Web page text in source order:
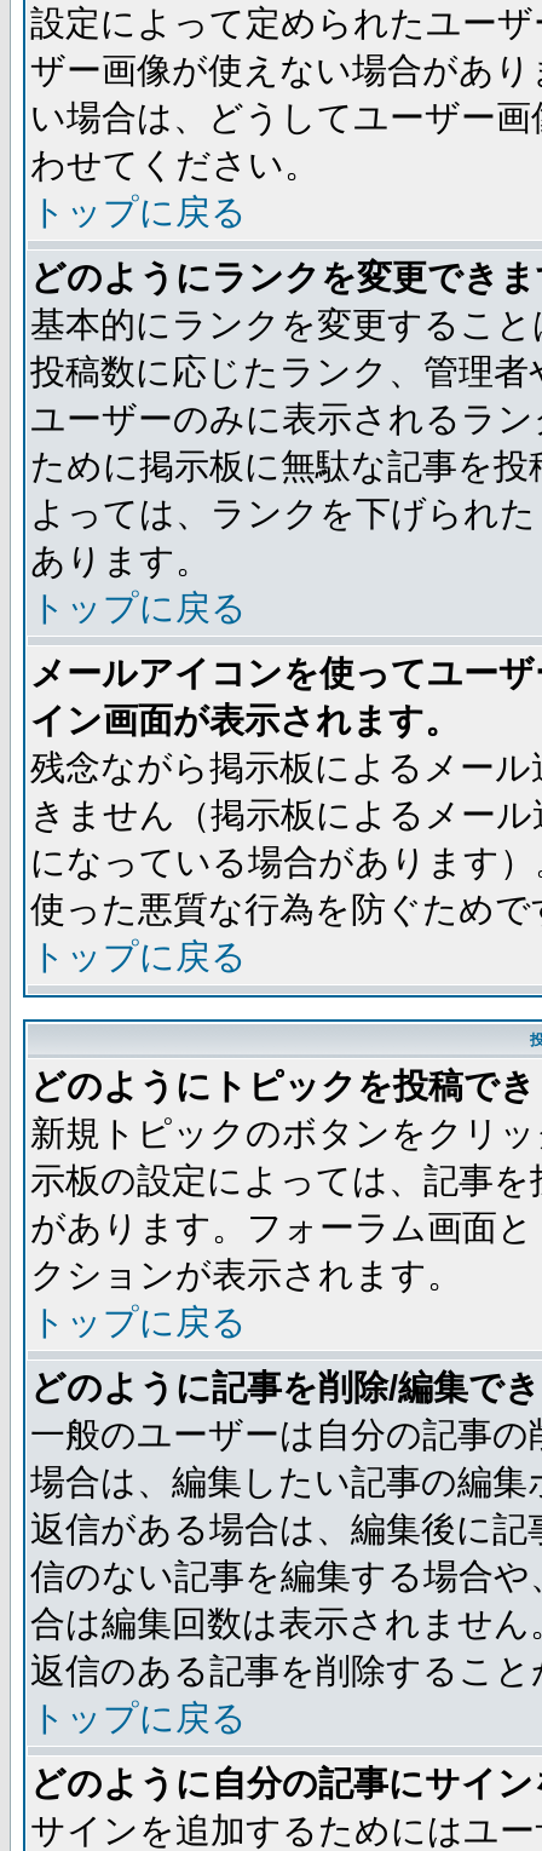
設定によって定められたユー
ザー画像が使えない場合があ
い場合は、どうしてユーザー
わせてください。
トップに戻る
どのようにランクを変更でき
基本的にランクを変更するこ
投稿数に応じたランク、管理
ユーザーのみに表示されるラ
ために掲示板に無駄な記事を
よっては、ランクを下げられ
あります。
トップに戻る
メールアイコンを使ってユー
イン画面が表示されます。
残念ながら掲示板によるメー
きません（掲示板によるメー
になっている場合があります
使った悪質な行為を防ぐためで
トップに戻る
どのようにトピックを投稿で
新規トピックのボタンをクリ
示板の設定によっては、記事
があります。フォーラム画面
クションが表示されます。
トップに戻る
どのように記事を削除/編集で
一般のユーザーは自分の記事
場合は、編集したい記事の編
返信がある場合は、編集後に
信のない記事を編集する場合
合は編集回数は表示されませ
返信のある記事を削除するこ
トップに戻る
どのように自分の記事にサイ
サインを追加するためにはユ